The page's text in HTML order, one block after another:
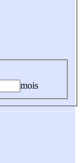
mois